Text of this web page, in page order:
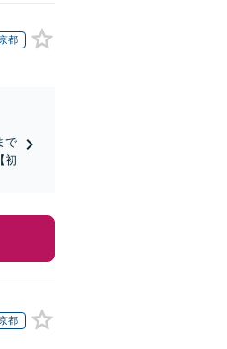
都
で
初
都